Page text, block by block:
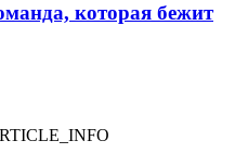
которая бежит